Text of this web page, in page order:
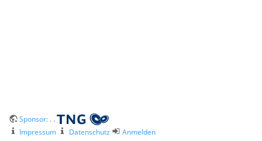
Sponsor: . .
Impressum
Datenschutz Anmelden